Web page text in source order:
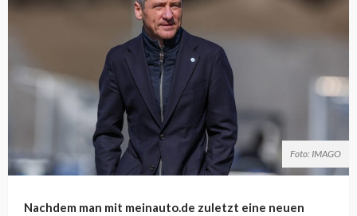
Foto: IMAGO
Nachdem man mit meinauto.de zuletzt eine neuen